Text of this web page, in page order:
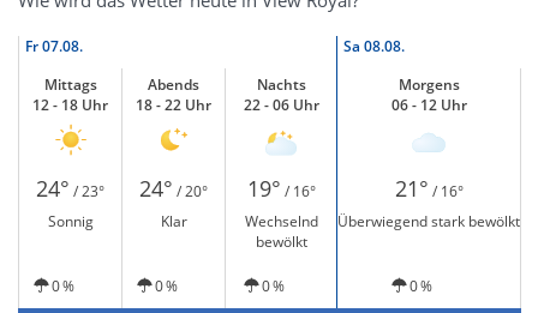
Fr07.08. Sa 08.08.
Mittags
12 - 18 Uhr
Abends
18 - 22 Uhr
Nachts
22 - 06 Uhr
Morgens
06 - 12 Uhr
24° / 23° 24° / 20° 19° / 16° 21° / 16°
Sonnig
Klar
Wechselnd
bewölkt
Überwiegend stark bewölkt
0 % 0 % 0 % 0 %